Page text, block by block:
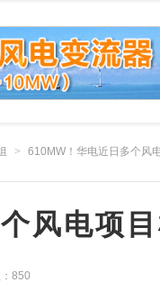
> 610MW！华电近日多个风
风电项目
850